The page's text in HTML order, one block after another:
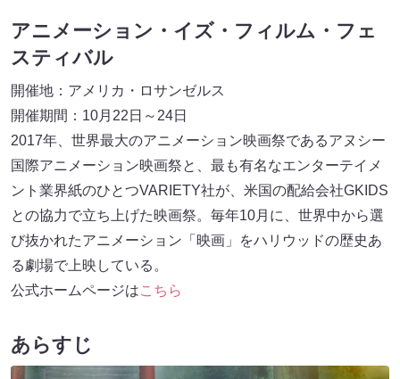
アニメーション・イズ・フィルム・フェ
スティバル
開催地：アメリカ・ロサンゼルス
開催期間：10月22日～24日
2017年、世界最大のアニメーション映画祭であるアヌシー
国際アニメーション映画祭と、最も有名なエンターテイメ
ント業界紙のひとつVARIETY社が、米国の配給会社GKIDS
との協力で立ち上げた映画祭。毎年10月に、世界中から選
び抜かれたアニメーション「映画」をハリウッドの歴史あ
る劇場で上映している。
公式ホームページはこちら
あらすじ